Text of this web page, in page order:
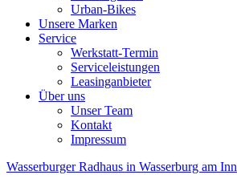
Urban-Bikes
Unsere Marken
Service
Werkstatt-Termin
Serviceleistungen
Leasinganbieter
Über uns
Unser Team
Kontakt
Impressum
Wasserburger Radhaus in Wasserburg am Inn